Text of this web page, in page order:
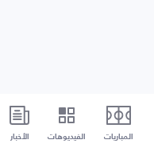
المباريات الفيديوهات الأخبار